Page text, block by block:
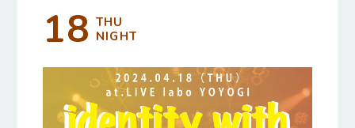
18 THU
NIGHT